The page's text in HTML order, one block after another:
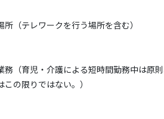
所（テレワークを行う場所を含む）
務（育児・介護による短時間勤務中は
の限りではない。）